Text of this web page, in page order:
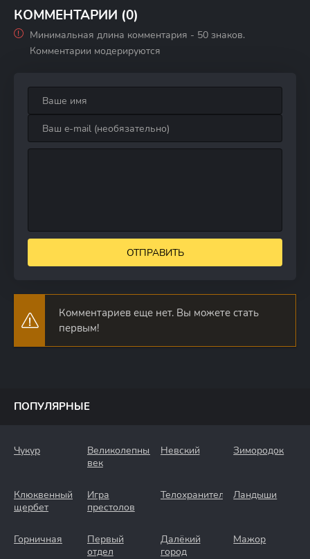
КОММЕНТАРИИ (0)
Минимальная длина комментария - 50 знаков.
Комментарии модерируются
ОТПРАВИТЬ
Комментариев еще нет. Вы можете стать
первым!
ПОПУЛЯРНЫЕ
Чукур
Великолепный
век
Невский Зимородок
Клюквенный
щербет
Игра
престолов
Телохранители Ландыши
Горничная
Первый
отдел
Далёкий
город
Мажор